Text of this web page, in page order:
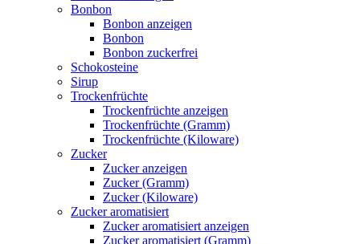
Bonbon
Bonbon anzeigen
Bonbon
Bonbon zuckerfrei
Schokosteine
Sirup
Trockenfrüchte
Trockenfrüchte anzeigen
Trockenfrüchte (Gramm)
Trockenfrüchte (Kiloware)
Zucker
Zucker anzeigen
Zucker (Gramm)
Zucker (Kiloware)
Zucker aromatisiert
Zucker aromatisiert anzeigen
Zucker aromatisiert (Gramm)